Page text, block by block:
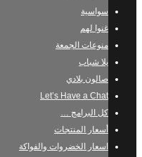
سواسية
غنوا لهم
منوعات الجمعة
يلا شباب
صالون بلادي
Let’s Have a Chat
كل البرامج …
أسعار المنتجات
اسعار الخضروات والفواكة